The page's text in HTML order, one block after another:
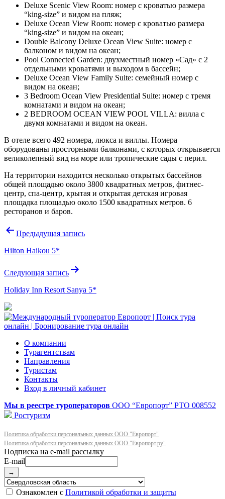
Deluxe Scenic View Room: номер с кроватью размера
“king-size” и видом на пляж;
Deluxe Ocean View Room: номер с кроватью размера
“king-size” и видом на океан;
Double Balcony Deluxe Ocean View Suite: номер с
балконом и видом на океан;
Pool Connected Garden: двухместный номер «Сад» с 2
отдельными кроватями и выходом в бассейн;
Deluxe Ocean View Family Suite: семейный номер с
видом на океан;
3 Bedroom Ocean View Presidential Suite: номер с тремя
комнатами и видом на океан;
2 BEDROOM OCEAN VIEW POOL VILLA: вилла с
двумя комнатами и видом на океан.
В отеле всего 492 номера, люкса и виллы. Номера
оборудованы просторными балконами, с которых открывается
великолепный вид на море или тропические сады с перил.
На территории находится несколько открытых бассейнов
общей площадью около 3800 квадратных метров, фитнес-
центр, спа-центр, крытая и открытая детская игровая
площадка площадью около 1500 квадратных метров. 6
ресторанов и баров.
Навигация
записям
Предыдущая запись
Hilton Haikou 5*
Следующая запись
Holiday Inn Resort Sanya 5*
О компании
Турагентствам
Направления
Туристам
Контакты
Вход в личный кабинет
Мы в реестре туроператоров ООО “Европорт” РТО 008552
Ростуризм
Политика обработки персональных данных ООО "Европорт"
Политика обработки персональных данных ООО "Европорт.ру"
E-mail
→
Ознакомлен с Политикой обработки и защиты